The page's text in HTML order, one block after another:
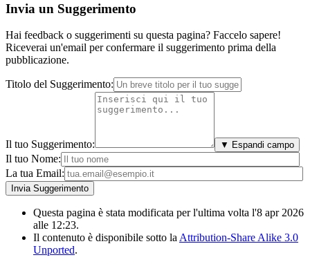
Invia un Suggerimento
Hai feedback o suggerimenti su questa pagina? Faccelo sapere!
Riceverai un'email per confermare il suggerimento prima della
pubblicazione.
Titolo del Suggerimento:
Il tuo Suggerimento: ▼ Espandi campo
Il tuo Nome:
La tua Email:
Questa pagina è stata modificata per l'ultima volta l'8 apr 2026
alle 12:23.
Il contenuto è disponibile sotto la Attribution-Share Alike 3.0
Unported.